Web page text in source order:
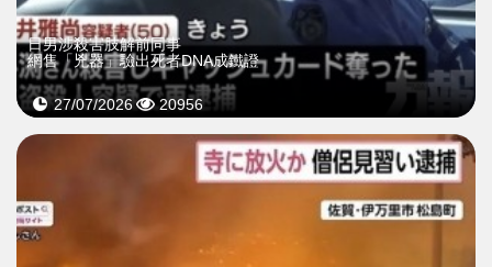
日男涉殺害肢解前同事
網售「兇器」驗出死者DNA成鐵證
27/07/2026 20956